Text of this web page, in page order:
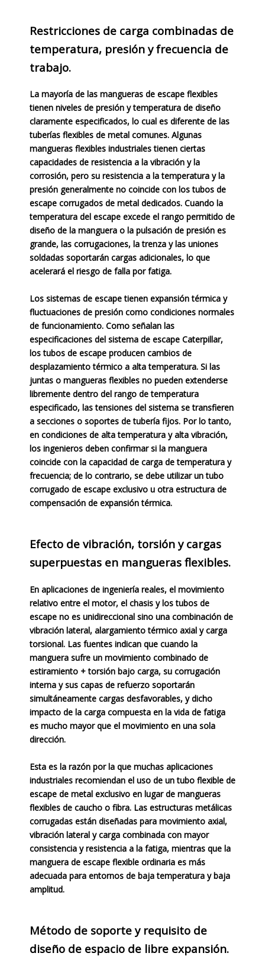
Restricciones de carga combinadas de
temperatura, presión y frecuencia de
trabajo.
La mayoría de las mangueras de escape flexibles
tienen niveles de presión y temperatura de diseño
claramente especificados, lo cual es diferente de las
tuberías flexibles de metal comunes. Algunas
mangueras flexibles industriales tienen ciertas
capacidades de resistencia a la vibración y la
corrosión, pero su resistencia a la temperatura y la
presión generalmente no coincide con los tubos de
escape corrugados de metal dedicados. Cuando la
temperatura del escape excede el rango permitido de
diseño de la manguera o la pulsación de presión es
grande, las corrugaciones, la trenza y las uniones
soldadas soportarán cargas adicionales, lo que
acelerará el riesgo de falla por fatiga.
Los sistemas de escape tienen expansión térmica y
fluctuaciones de presión como condiciones normales
de funcionamiento. Como señalan las
especificaciones del sistema de escape Caterpillar,
los tubos de escape producen cambios de
desplazamiento térmico a alta temperatura. Si las
juntas o mangueras flexibles no pueden extenderse
libremente dentro del rango de temperatura
especificado, las tensiones del sistema se transfieren
a secciones o soportes de tubería fijos. Por lo tanto,
en condiciones de alta temperatura y alta vibración,
los ingenieros deben confirmar si la manguera
coincide con la capacidad de carga de temperatura y
frecuencia; de lo contrario, se debe utilizar un tubo
corrugado de escape exclusivo u otra estructura de
compensación de expansión térmica.
Efecto de vibración, torsión y cargas
superpuestas en mangueras flexibles.
En aplicaciones de ingeniería reales, el movimiento
relativo entre el motor, el chasis y los tubos de
escape no es unidireccional sino una combinación de
vibración lateral, alargamiento térmico axial y carga
torsional. Las fuentes indican que cuando la
manguera sufre un movimiento combinado de
estiramiento + torsión bajo carga, su corrugación
interna y sus capas de refuerzo soportarán
simultáneamente cargas desfavorables, y dicho
impacto de la carga compuesta en la vida de fatiga
es mucho mayor que el movimiento en una sola
dirección.
Esta es la razón por la que muchas aplicaciones
industriales recomiendan el uso de un tubo flexible de
escape de metal exclusivo en lugar de mangueras
flexibles de caucho o fibra. Las estructuras metálicas
corrugadas están diseñadas para movimiento axial,
vibración lateral y carga combinada con mayor
consistencia y resistencia a la fatiga, mientras que la
manguera de escape flexible ordinaria es más
adecuada para entornos de baja temperatura y baja
amplitud.
Método de soporte y requisito de
diseño de espacio de libre expansión.